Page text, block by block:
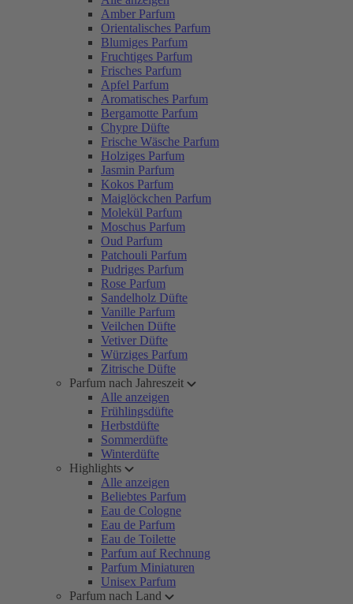
Amber Parfum
Orientalisches Parfum
Blumiges Parfum
Fruchtiges Parfum
Frisches Parfum
Apfel Parfum
Aromatisches Parfum
Bergamotte Parfum
Chypre Düfte
Frische Wäsche Parfum
Holziges Parfum
Jasmin Parfum
Kokos Parfum
Maiglöckchen Parfum
Molekül Parfum
Moschus Parfum
Oud Parfum
Patchouli Parfum
Pudriges Parfum
Rose Parfum
Sandelholz Düfte
Vanille Parfum
Veilchen Düfte
Vetiver Düfte
Würziges Parfum
Zitrische Düfte
Parfum nach Jahreszeit
Alle anzeigen
Frühlingsdüfte
Herbstdüfte
Sommerdüfte
Winterdüfte
Highlights
Alle anzeigen
Beliebtes Parfum
Eau de Cologne
Eau de Parfum
Eau de Toilette
Parfum auf Rechnung
Parfum Miniaturen
Unisex Parfum
Parfum nach Land